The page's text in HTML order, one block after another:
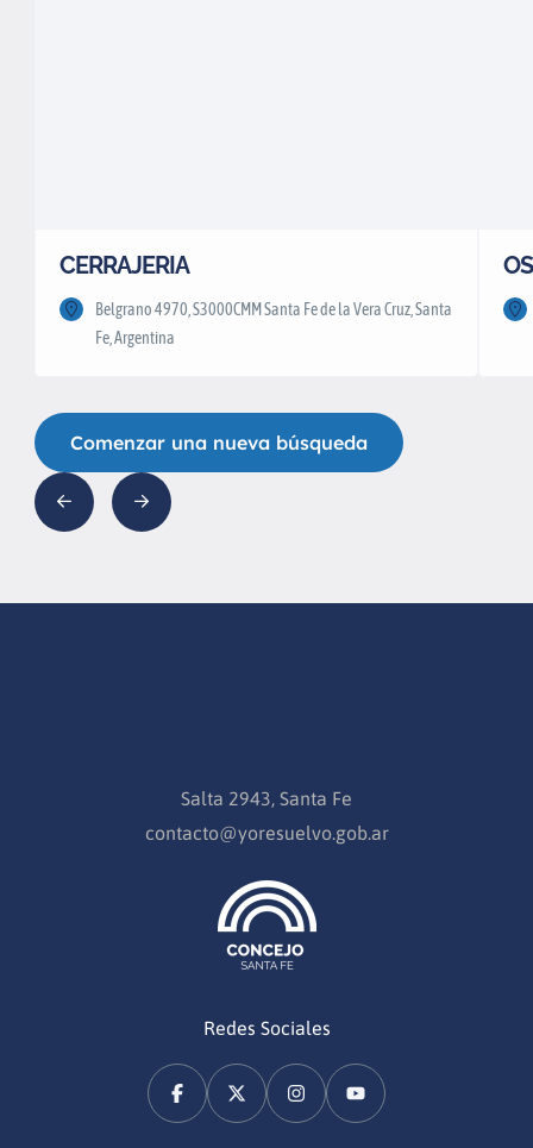
CERRAJERIA
Belgrano 4970, S3000CMM Santa Fe de la Vera Cruz, Santa
Fe, Argentina
Comenzar una nueva búsqueda
Salta 2943, Santa Fe
contacto@yoresuelvo.gob.ar
Redes Sociales